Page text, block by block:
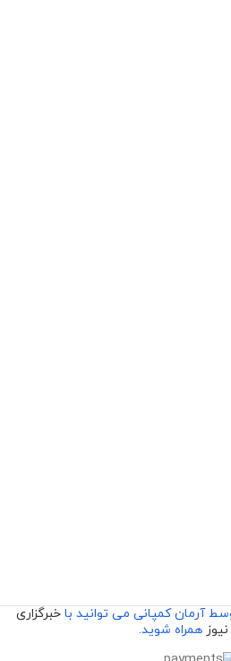
آرمان کمپانی می توانید با خبرگزاری
همراه شوید.